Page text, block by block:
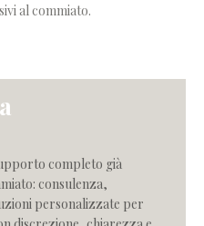
al commiato.
completo già
consulenza,
personalizzate per